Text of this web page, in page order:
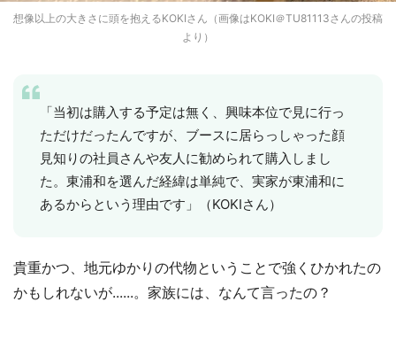
想像以上の大きさに頭を抱えるKOKIさん（画像はKOKI＠TU81113さんの投稿
より）
「当初は購入する予定は無く、興味本位で見に行っ
ただけだったんですが、ブースに居らっしゃった顔
見知りの社員さんや友人に勧められて購入しまし
た。東浦和を選んだ経緯は単純で、実家が東浦和に
あるからという理由です」（KOKIさん）
貴重かつ、地元ゆかりの代物ということで強くひかれたの
かもしれないが......。家族には、なんて言ったの？